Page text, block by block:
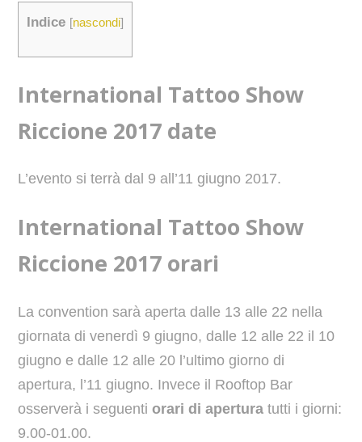
Indice [nascondi]
International Tattoo Show
Riccione 2017 date
L’evento si terrà dal 9 all’11 giugno 2017.
International Tattoo Show
Riccione 2017 orari
La convention sarà aperta dalle 13 alle 22 nella
giornata di venerdì 9 giugno, dalle 12 alle 22 il 10
giugno e dalle 12 alle 20 l’ultimo giorno di
apertura, l’11 giugno. Invece il Rooftop Bar
osserverà i seguenti orari di aperturatutti i giorni:
9.00-01.00.